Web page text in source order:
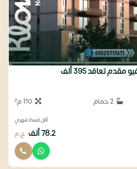
2 حمام
أقل قسط شهري
78.2 ألف ج.م